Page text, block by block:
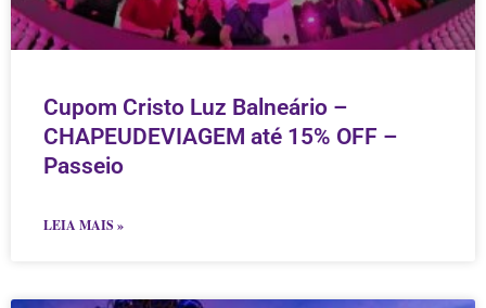
Cupom Cristo Luz Balneário –
CHAPEUDEVIAGEM até 15% OFF –
Passeio
LEIA MAIS »